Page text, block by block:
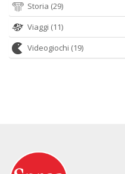
Storia (29)
Viaggi (11)
Videogiochi (19)